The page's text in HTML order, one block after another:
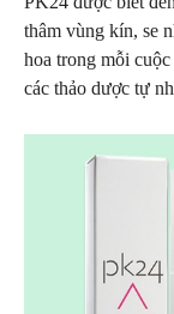
thâm vùng kín, se
hoa trong mỗi
các thảo dược tự